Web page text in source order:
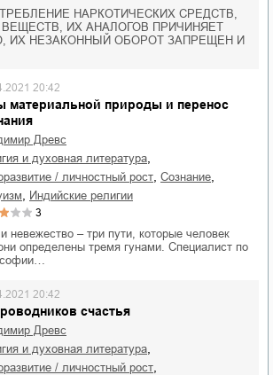
НАРКОТИЧЕСКИХ СРЕДСТВ,
ИХ АНАЛОГОВ ПРИЧИНЯЕТ
ИХ НЕЗАКОННЫЙ ОБОРОТ ЗАПРЕЩЕН И
материальной природы и перенос
20:42
Древс
и духовная литература
/ личностный рост сознание
индийские религии
3
невежество – три пути, которые человек
определены тремя гунами. Специалист по
счастья
20:42
Древс
и духовная литература
/ личностный рост